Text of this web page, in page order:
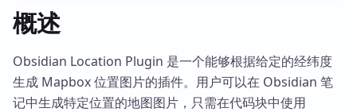
概述
Obsidian Location Plugin 是一个能够根据给定的经纬度
生成 Mapbox 位置图片的插件。用户可以在 Obsidian 笔
记中生成特定位置的地图图片，只需在代码块中使用